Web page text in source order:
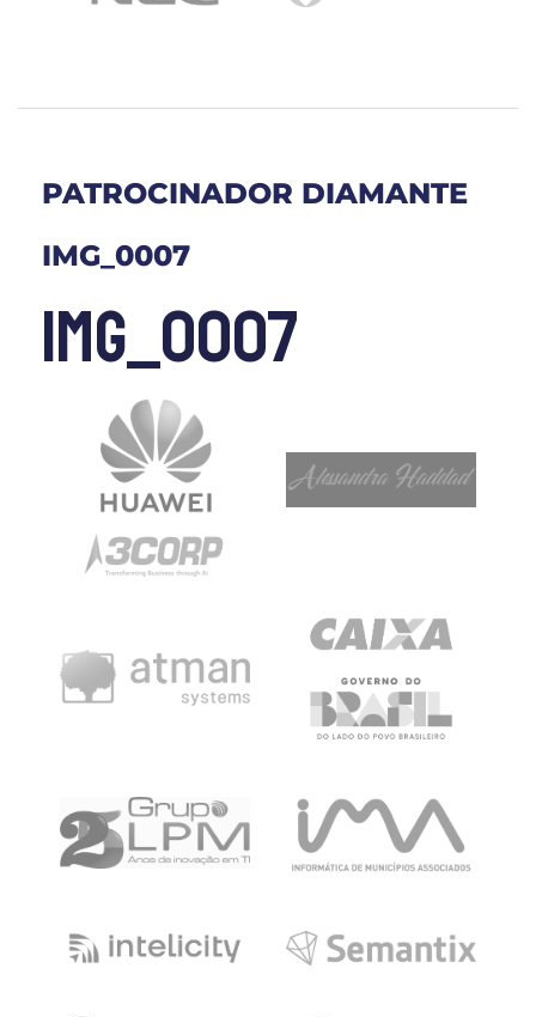
PATROCINADOR DIAMANTE
IMG_0007
IMG_0007